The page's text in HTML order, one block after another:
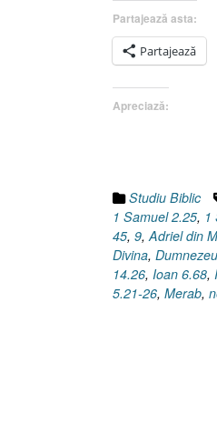
Partajează asta:
Partajează
Apreciază:
Studiu Biblic
1 Samuel 2.25, 1
45, 9, Adriel din
Divina,
14.26, Ioan 6.68,
5.21-26, Merab,